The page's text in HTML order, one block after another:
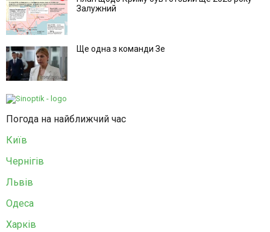
Залужний
Ще одна з команди Зе
Погода на найближчий час
Київ
Чернігів
Львів
Одеса
Харків